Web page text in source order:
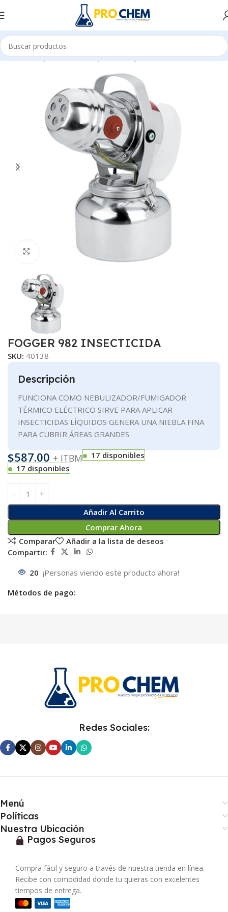
Inicio MAQUINARIAS Y EQUIPOS EQUIPOS DOSIFICADORES
Clic para ampliar
FOGGER 982 INSECTICIDA
SKU: 40138
Descripción
FUNCIONA COMO NEBULIZADOR/FUMIGADOR
TÉRMICO ELÉCTRICO SIRVE PARA APLICAR
INSECTICIDAS LÍQUIDOS GENERA UNA NIEBLA FINA
PARA CUBRIR ÁREAS GRANDES
$587.00 + ITBM
17 disponibles
17 disponibles
Añadir Al Carrito
Comprar Ahora
Comparar
Añadir a la lista de deseos
Compartir:
20 ¡Personas viendo este producto ahora!
Métodos de pago:
Redes Sociales:
Menú
Políticas
Nuestra Ubicación
Pagos Seguros
Compra fácil y seguro a través de nuestra tienda en línea.
Recibe con comodidad donde tu quieras con excelentes
tiempos de entrega.